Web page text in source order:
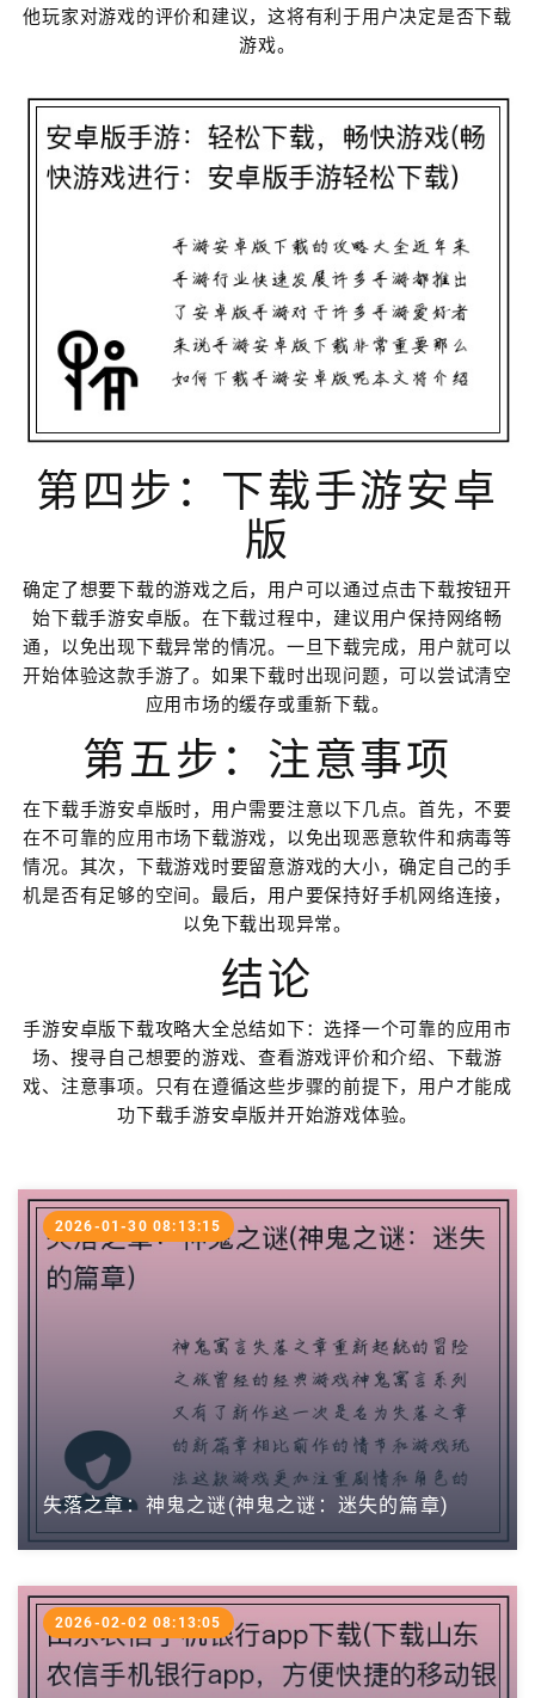
他玩家对游戏的评价和建议，这将有利于用户决定是否下载
游戏。
第四步：下载手游安卓
版
确定了想要下载的游戏之后，用户可以通过点击下载按钮开
始下载手游安卓版。在下载过程中，建议用户保持网络畅
通，以免出现下载异常的情况。一旦下载完成，用户就可以
开始体验这款手游了。如果下载时出现问题，可以尝试清空
应用市场的缓存或重新下载。
第五步：注意事项
在下载手游安卓版时，用户需要注意以下几点。首先，不要
在不可靠的应用市场下载游戏，以免出现恶意软件和病毒等
情况。其次，下载游戏时要留意游戏的大小，确定自己的手
机是否有足够的空间。最后，用户要保持好手机网络连接，
以免下载出现异常。
结论
手游安卓版下载攻略大全总结如下：选择一个可靠的应用市
场、搜寻自己想要的游戏、查看游戏评价和介绍、下载游
戏、注意事项。只有在遵循这些步骤的前提下，用户才能成
功下载手游安卓版并开始游戏体验。
失落之章：神鬼之谜(神鬼之谜：迷失的篇章)
2026-01-30 08:13:15
2026-02-02 08:13:05